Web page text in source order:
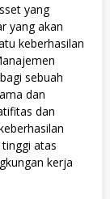
yang
yang akan
keberhasilan
sebuah
dan
dan
atas
kerja